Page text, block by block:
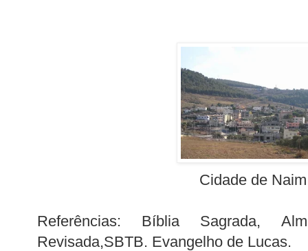
Cidade de
Referências: Bíblia Sagrada,
Revisada,SBTB. Evangelho de Lucas.